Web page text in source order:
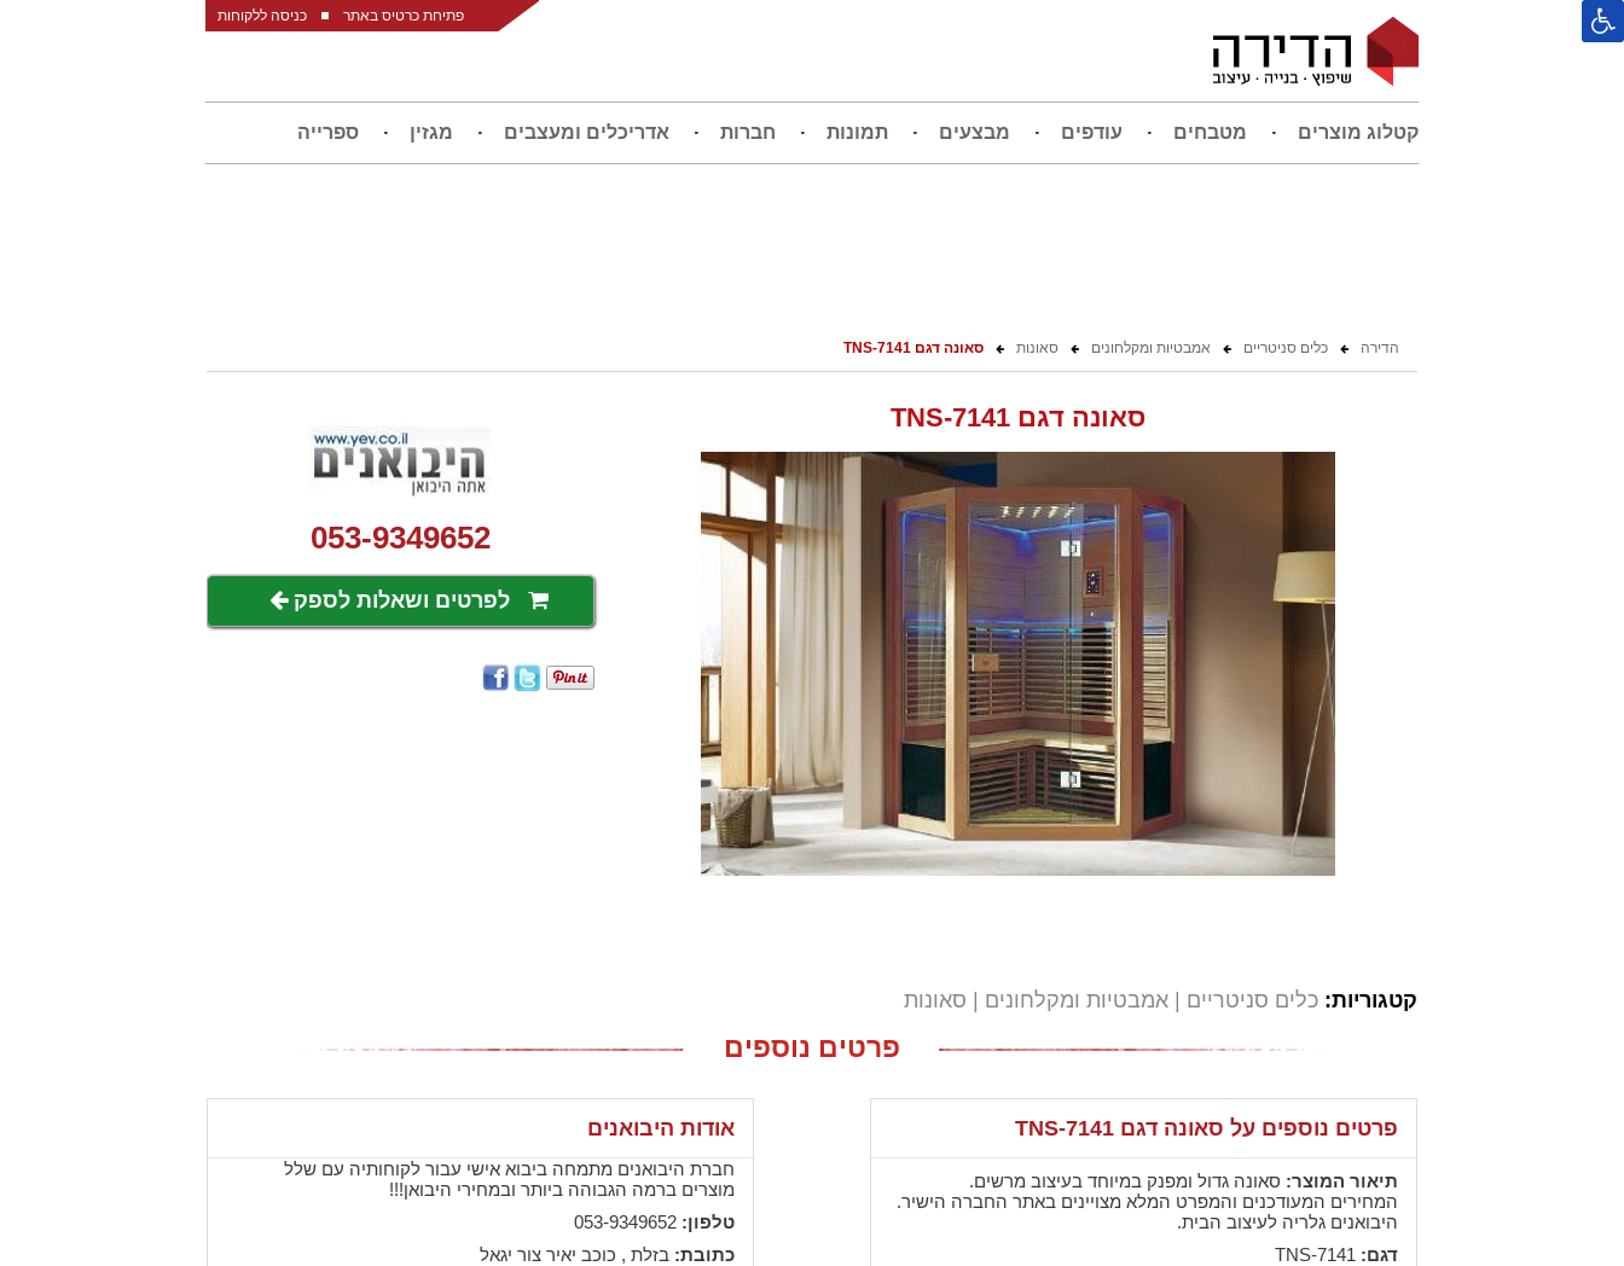
פתיחת כרטיס באתר כניסה ללקוחות
קטלוג מוצרים מטבחים עודפים מבצעים תמונות חברות אדריכלים ומעצבים מגזין ספרייה
הדירה כלים סניטריים אמבטיות ומקלחונים סאונות סאונה דגם TNS-7141
סאונה דגם TNS-7141
053-9349652
לפרטים ושאלות לספק
קטגוריות: כלים סניטריים אמבטיות ומקלחונים סאונות
פרטים נוספים
פרטים נוספים על סאונה דגם TNS-7141
תיאור המוצר: סאונה גדול ומפנק במיוחד בעיצוב מרשים.
המחירים המעודכנים והמפרט המלא מצויינים באתר החברה הישיר.
היבואנים גלריה לעיצוב הבית.
דגם: TNS-7141
אודות היבואנים
חברת היבואנים מתמחה ביבוא אישי עבור לקוחותיה עם שלל
מוצרים ברמה הגבוהה ביותר ובמחירי היבואן!!!
טלפון:053-9349652
כתובת: בזלת , כוכב יאיר צור יגאל